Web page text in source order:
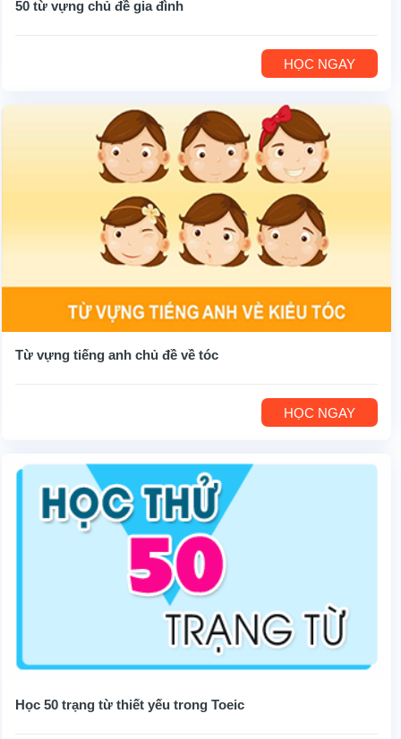
50 từ vựng chủ đề gia đình
HỌC NGAY
Từ vựng tiếng anh chủ đề về tóc
HỌC NGAY
Học 50 trạng từ thiết yếu trong Toeic